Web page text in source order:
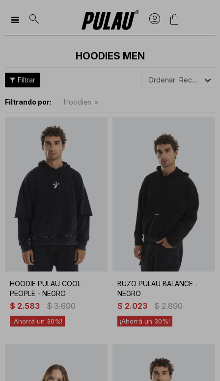

HOODIES MEN
Recomendados
Filtrando por: Hoodies
HOODIE PULAU COOL
PEOPLE - NEGRO
$ 2.583 $ 3.690
30
BUZO PULAU BALANCE -
NEGRO
$ 2.023 $ 2.890
30